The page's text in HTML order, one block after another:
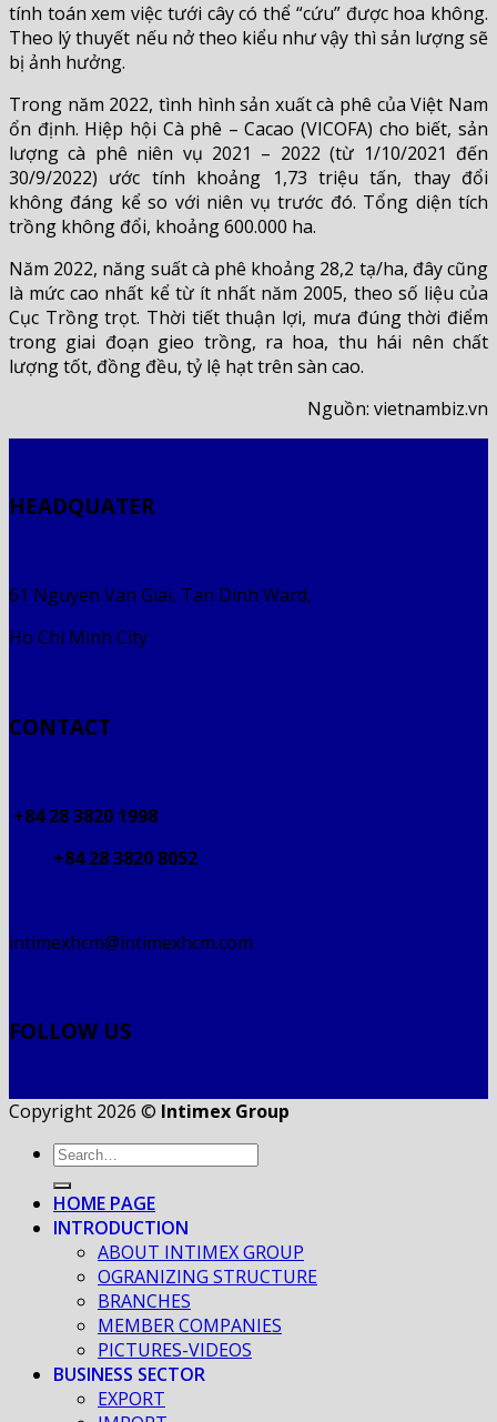
tính toán xem việc tưới cây có thể “cứu” được hoa không.
Theo lý thuyết nếu nở theo kiểu như vậy thì sản lượng sẽ
bị ảnh hưởng.
Trong năm 2022, tình hình sản xuất cà phê của Việt Nam
ổn định. Hiệp hội Cà phê – Cacao (VICOFA) cho biết, sản
lượng cà phê niên vụ 2021 – 2022 (từ 1/10/2021 đến
30/9/2022) ước tính khoảng 1,73 triệu tấn, thay đổi
không đáng kể so với niên vụ trước đó. Tổng diện tích
trồng không đổi, khoảng 600.000 ha.
Năm 2022, năng suất cà phê khoảng 28,2 tạ/ha, đây cũng
là mức cao nhất kể từ ít nhất năm 2005, theo số liệu của
Cục Trồng trọt. Thời tiết thuận lợi, mưa đúng thời điểm
trong giai đoạn gieo trồng, ra hoa, thu hái nên chất
lượng tốt, đồng đều, tỷ lệ hạt trên sàn cao.
Nguồn: vietnambiz.vn
HEADQUATER
61 Nguyen Van Giai, Tan Dinh Ward,
Ho Chi Minh City
CONTACT
+84 28 3820 1998
+84 28 3820 8052
intimexhcm@intimexhcm.com
FOLLOW US
Copyright 2026 © Intimex Group
HOME PAGE
INTRODUCTION
ABOUT INTIMEX GROUP
OGRANIZING STRUCTURE
BRANCHES
MEMBER COMPANIES
PICTURES-VIDEOS
BUSINESS SECTOR
EXPORT